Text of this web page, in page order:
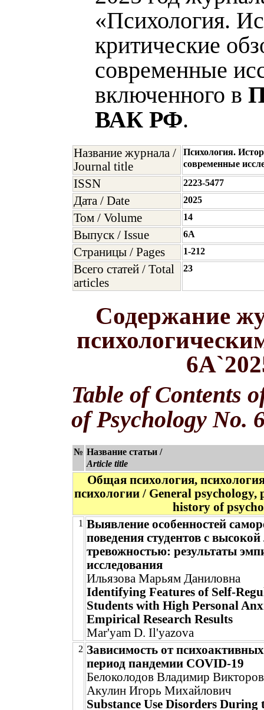
«Психология.
критические
современные
включенного в
ВАК РФ.
Название журнала /
Journal title
Психология.
современные
ISSN 2223-5477
Дата / Date 2025
Том / Volume 14
Выпуск / Issue 6A
Страницы / Pages 1-212
Всего статей / Total
articles
23
Содержание
Table of Contents
of Psychology No.
№ Название статьи /
Article title
Общая психология,
психологии / General psychology,
history of
1 Выявление особенностей
поведения студентов с
тревожностью: результаты
исследования
Ильязова Марьям Даниловна
Identifying Features of Self-
Students with High Personal
Empirical Research Results
Mar'yam D. Il'yazova
2 Зависимость от
период пандемии COVID-19
Белоколодов Владимир
Акулин Игорь Михайлович
Substance Use Disorders